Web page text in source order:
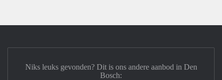
Niks leuks gevonden? Dit is ons andere aanbod in Den
Bosch: